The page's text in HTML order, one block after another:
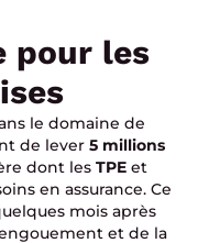
pour les
le domaine de
de lever 5 millions
dont les TPE et
en assurance. Ce
mois après
et de la